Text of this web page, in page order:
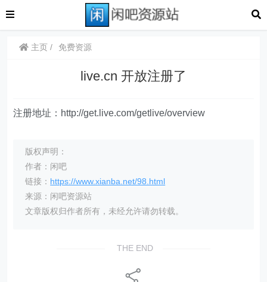
主页 免费资源
live.cn 开放注册了
注册地址：http://get.live.com/getlive/overview
版权声明：
作者：闲吧
链接： https://www.xianba.net/98.html
来源：闲吧资源站
文章版权归作者所有，未经允许请勿转载。
THE END